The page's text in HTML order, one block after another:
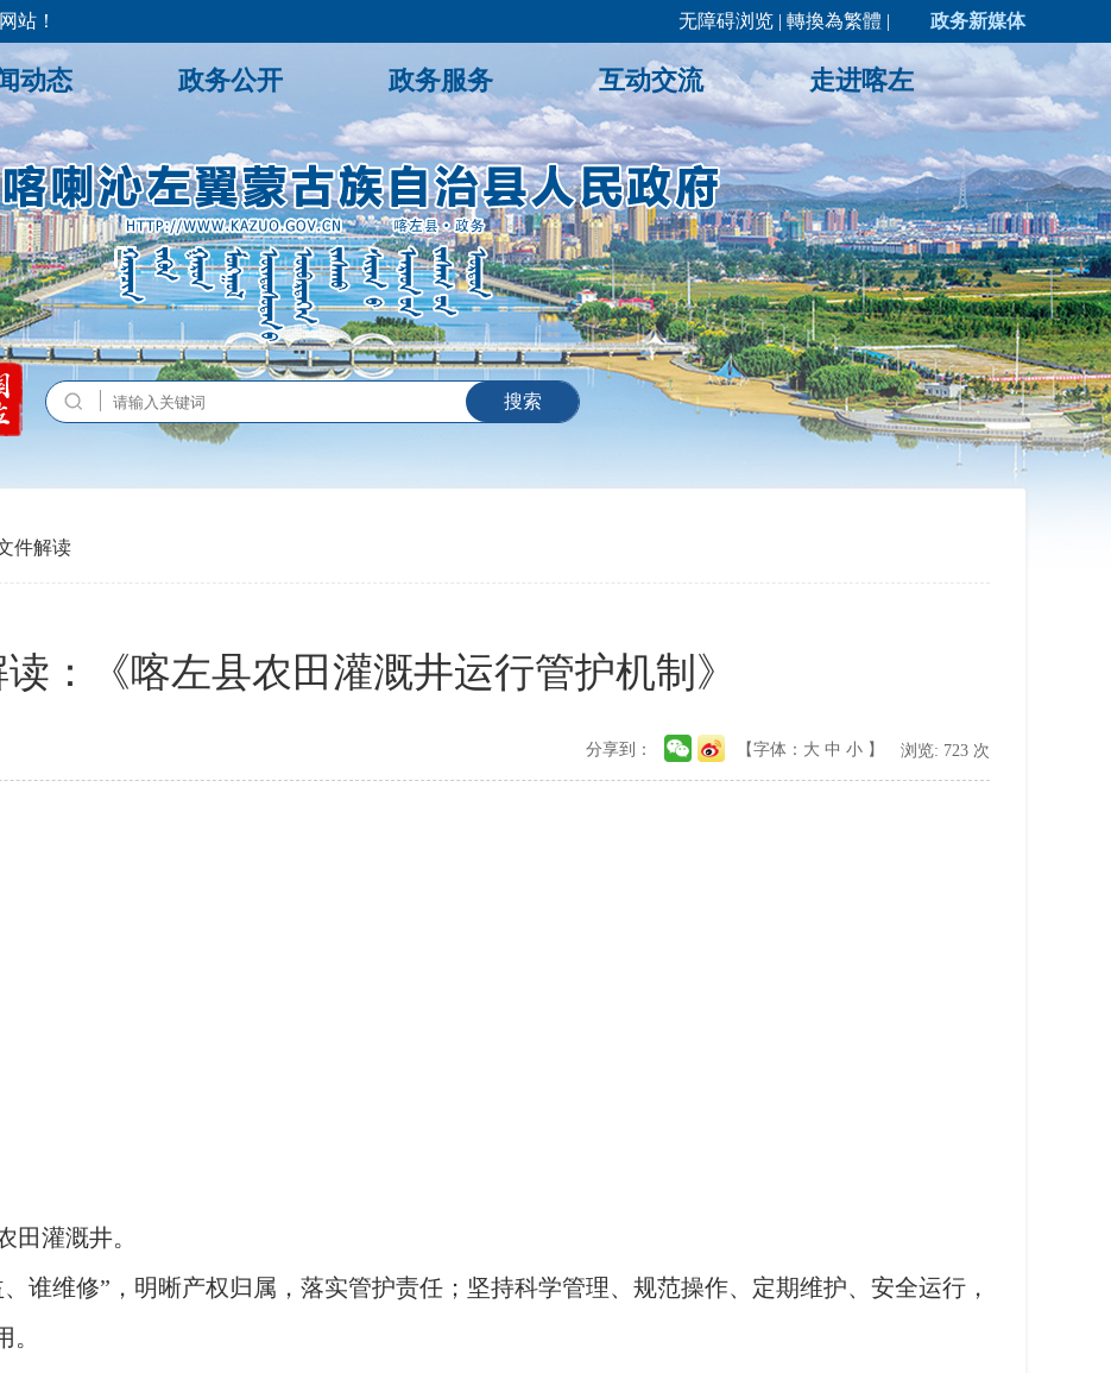
站！ 无障碍浏览 | 轉換為繁體 | 政务新媒体
动态 政务公开 政务服务 互动交流 走进喀左
件解读
：《喀左县农田灌溉井运行管护机制》
【字体： 大 中 小 】 浏览: 723 次
分享到：
田灌溉井。
谁维修”，明晰产权归属，落实管护责任；坚持科学管理、规范操作、定期维护、安全运行，